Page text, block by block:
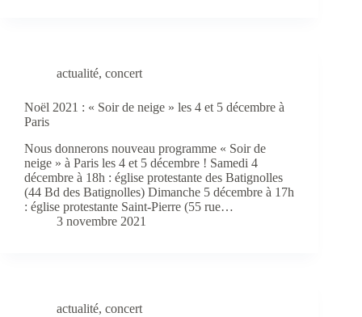
actualité, concert
Noël 2021 : « Soir de neige » les 4 et 5 décembre à
Paris
Nous donnerons nouveau programme « Soir de
neige » à Paris les 4 et 5 décembre ! Samedi 4
décembre à 18h : église protestante des Batignolles
(44 Bd des Batignolles) Dimanche 5 décembre à 17h
: église protestante Saint-Pierre (55 rue…
3 novembre 2021
actualité, concert